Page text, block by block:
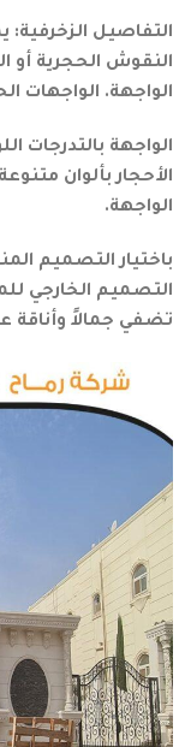
التفاصيل
النقوش الحجرية أو
الواجهة. الواجهات
الواجهة بالتدرجات
الأحجار بألوان
الواجهة.
باختيار التصميم
التصميم الخارجي
تضفي جمالاً وأناقة